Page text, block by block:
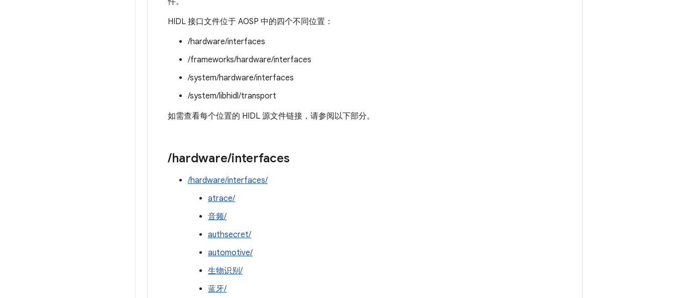
HIDL 接口文件位于 AOSP 中的四个不同位置：
/hardware/interfaces
/frameworks/hardware/interfaces
/system/hardware/interfaces
/system/libhidl/transport
如需查看每个位置的 HIDL 源文件链接，请参阅以下部分。
/hardware/interfaces
/hardware/interfaces/
atrace/
音频/
authsecret/
automotive/
生物识别/
蓝牙/